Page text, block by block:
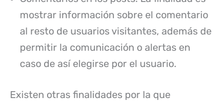
mostrar información sobre el comentario
al resto de usuarios visitantes, además de
permitir la comunicación o alertas en
caso de así elegirse por el usuario.
Existen otras finalidades por la que